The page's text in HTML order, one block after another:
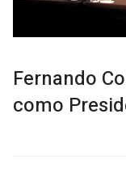
Fernando
como